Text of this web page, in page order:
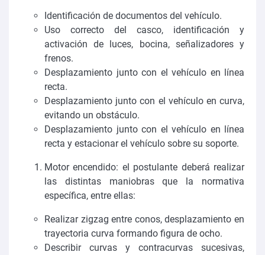
Identificación de documentos del vehículo.
Uso correcto del casco, identificación y
activación de luces, bocina, señalizadores y
frenos.
Desplazamiento junto con el vehículo en línea
recta.
Desplazamiento junto con el vehículo en curva,
evitando un obstáculo.
Desplazamiento junto con el vehículo en línea
recta y estacionar el vehículo sobre su soporte.
Motor encendido: el postulante deberá realizar
las distintas maniobras que la normativa
específica, entre ellas:
Realizar zigzag entre conos, desplazamiento en
trayectoria curva formando figura de ocho.
Describir curvas y contracurvas sucesivas,